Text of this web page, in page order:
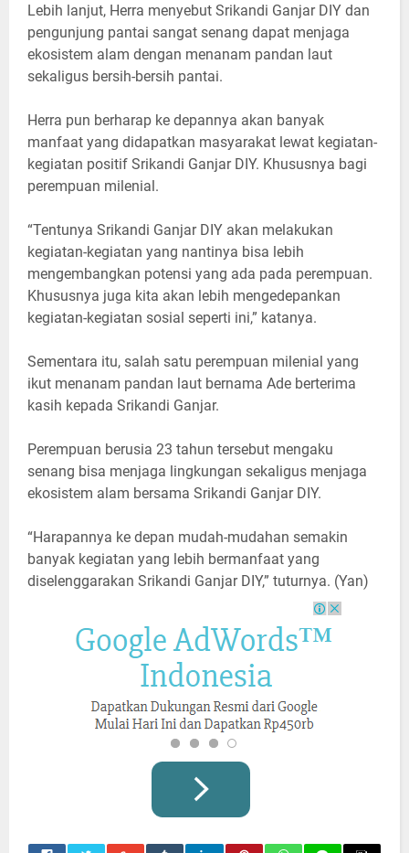
Lebih lanjut, Herra menyebut Srikandi Ganjar DIY dan
pengunjung pantai sangat senang dapat menjaga
ekosistem alam dengan menanam pandan laut
sekaligus bersih-bersih pantai.
Herra pun berharap ke depannya akan banyak
manfaat yang didapatkan masyarakat lewat kegiatan-
kegiatan positif Srikandi Ganjar DIY. Khususnya bagi
perempuan milenial.
“Tentunya Srikandi Ganjar DIY akan melakukan
kegiatan-kegiatan yang nantinya bisa lebih
mengembangkan potensi yang ada pada perempuan.
Khususnya juga kita akan lebih mengedepankan
kegiatan-kegiatan sosial seperti ini,” katanya.
Sementara itu, salah satu perempuan milenial yang
ikut menanam pandan laut bernama Ade berterima
kasih kepada Srikandi Ganjar.
Perempuan berusia 23 tahun tersebut mengaku
senang bisa menjaga lingkungan sekaligus menjaga
ekosistem alam bersama Srikandi Ganjar DIY.
“Harapannya ke depan mudah-mudahan semakin
banyak kegiatan yang lebih bermanfaat yang
diselenggarakan Srikandi Ganjar DIY,” tuturnya. (Yan)